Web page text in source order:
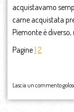
acquistavamo
carne acquistata
Piemonte è diverso,
Pagine1 2
Lascia un commento